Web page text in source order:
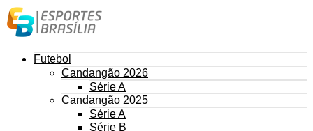
Futebol
Candangão 2026
Série A
Candangão 2025
Série A
Série B